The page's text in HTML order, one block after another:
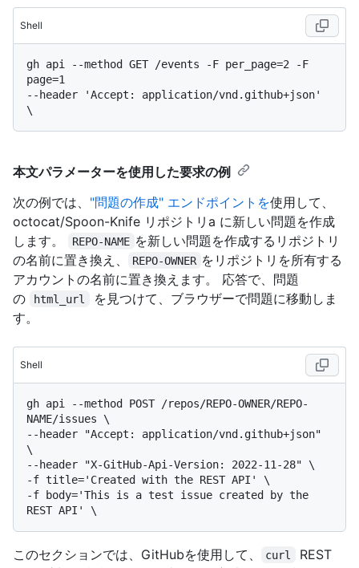
Shell
gh api --method GET /events -F per_page=2 -F
page=1
--header 'Accept: application/vnd.github+json'
本文パラメーターを使用した要求の例
次の例では、 "問題の作成" エンドポイントを使用して、
octocat/Spoon-Knife リポジトリa に新しい問題を作成
します。
REPO-NAME を新しい問題を作成するリポジトリ
の名前に置き換え、
REPO-OWNER をリポジトリを所有する
アカウントの名前に置き換えます。 応答で、問題
の
html_url
を見つけて、ブラウザーで問題に移動しま
す。
Shell
gh api --method POST /repos/REPO-OWNER/REPO-
NAME/issues \
--header "Accept: application/vnd.github+json"
\
--header "X-GitHub-Api-Version: 2022-11-28" \
-f title='Created with the REST API' \
-f body='This is a test issue created by the
このセクションでは、GitHubを使用して、 curl
REST